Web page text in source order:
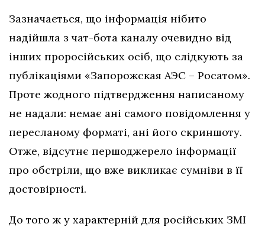
Зазначається, що інформація нібито
надійшла з чат-бота каналу очевидно від
інших проросійських осіб, що слідкують за
публікаціями «Запорожская АЭС – Росатом».
Проте жодного підтвердження написаному
не надали: немає ані самого повідомлення у
пересланому форматі, ані його скриншоту.
Отже, відсутнє першоджерело інформації
про обстріли, що вже викликає сумніви в її
достовірності.
До того ж у характерній для російських ЗМІ